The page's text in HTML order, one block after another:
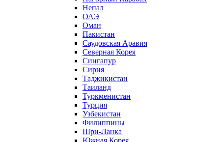
Непал
ОАЭ
Оман
Пакистан
Саудовская Аравия
Северная Корея
Сингапур
Сирия
Таджикистан
Таиланд
Туркменистан
Турция
Узбекистан
Филиппины
Шри-Ланка
Южная Корея